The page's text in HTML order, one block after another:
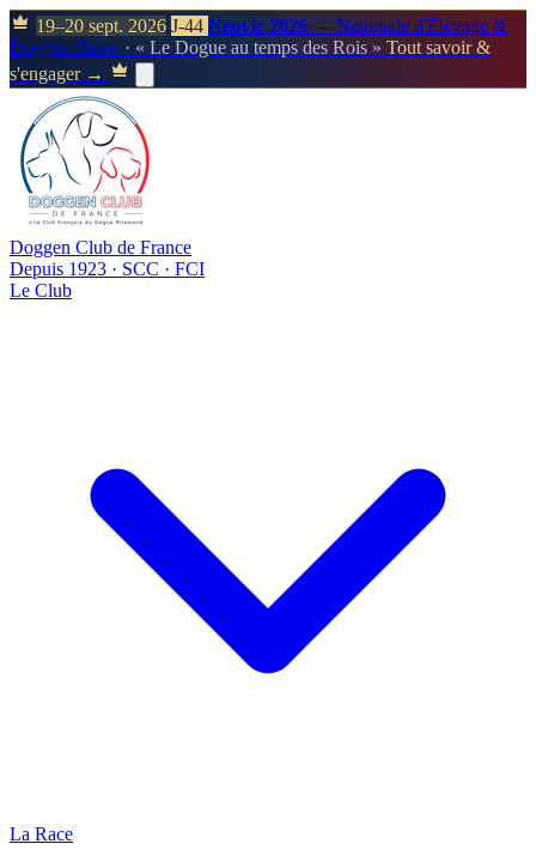
19–20 sept. 2026 J-44 Neuvic 2026 — Nationale d'Élevage &
Doggen Show · « Le Dogue au temps des Rois » Tout savoir &
s'engager →
Doggen Club de France
Depuis 1923 · SCC · FCI
Le Club
La Race